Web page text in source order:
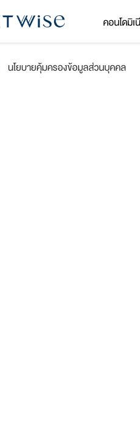
คอนโดมิเ
นโยบายคุ้มครองข้อมูลส่วนบุคคล